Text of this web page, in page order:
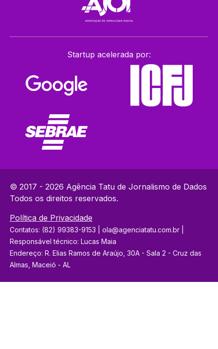
Startup acelerada por:
© 2017 - 2026 Agência Tatu de Jornalismo de Dados
Todos os direitos reservados.
Política de Privacidade
Contatos: (82) 99383-9153 | ola@agenciatatu.com.br |
Responsável técnico: Lucas Maia
Endereço: R. Elias Ramos de Araújo, 30A - Sala 2 - Cruz das
Almas, Maceió - AL